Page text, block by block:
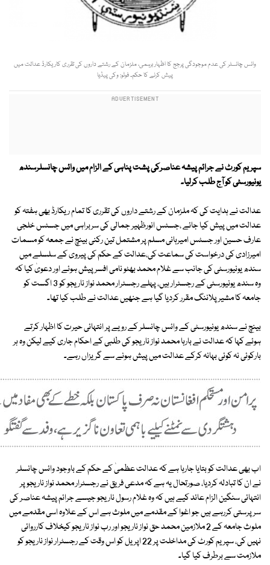
وائس چانسلر کی عدم موجودگی پرجج کا اظہار برہمی، ملزمان کے رشتے داروں کی تقرری کاریکارڈ عدالت میں
پیش کرنے کا حکم۔ فوٹو: وکی پیڈیا
سپریم کورٹ نے جرائم پیشہ عناصرکی پشت پناہی کے الزام میں وائس چانسلرسندھ
یونیورسٹی کو آج طلب کرلیا۔
عدالت نے ہدایت کی کہ ملزمان کے رشتے داروں کی تقرری کا تمام ریکارڈ بھی ہفتہ کو
عدالت میں پیش کیا جائے ،جسٹس انورظہیر جمالی کی سربراہی میں جسٹس خلجی
عارف حسین اور جسٹس امیرہانی مسلم پر مشتمل تین رکنی بینچ نے جمعہ کو مسمات
امیرزادی کی درخواست کی سماعت کی،عدالت کے حکم کی پیروی کے سلسلے میں
سندھ یونیورسٹی کی جانب سے غلام محمد بھٹو نامی افسر پیش ہوئے اور دعویٰ کیا کہ
وہ سندھ یونیورسٹی کے رجسٹرار ہیں، پہلے رجسٹرار محمد نواز ناریجو کو 3 اگست کو
جامعہ کا مشیر پلاننگ مقرر کردیا گیا ہے جنھیں عدالت نے طلب کیا تھا۔
بینچ نے سندھ یونیورسٹی کے وائس چانسلر کے رویے پر انتہائی حیرت کا اظہار کرتے
ہوئے کہا کہ عدالت نے بارہا محمد نواز ناریجو کی طلبی کے احکام جاری کیے لیکن وہ ہر
بارکوئی نہ کوئی بہانہ کرکے عدالت میں پیش ہونے سے گریزاں رہے۔
اب بھی عدالت کو بتایا جارہا ہے کہ عدالت عظمیٰ کے حکم کے باوجود وائس چانسلر
نے ان کا تبادلہ کردیا، صورتحال یہ ہے کہ مدعی فریق نے رجسٹرار محمد نواز ناریجو پر
انتہائی سنگین الزام عائد کیے ہیں کہ وہ غلام رسول ناریجو جیسے جرائم پیشہ عناصر کی
سرپرستی کررہے ہیں جو اغوا کے مقدمے میں ملوث ہے اس کے علاوہ اسی مقدمے میں
ملوث جامعہ کے 2 ملازمین محمد حق نواز ناریجو اور رب نواز ناریجو کیخلاف کارروائی
نہیں کی، سپریم کورٹ کی مداخلت پر 22 اپریل کو اس وقت کے رجسٹرار نواز ناریجو کو
ملازمت سے برطرف کیا گیا۔